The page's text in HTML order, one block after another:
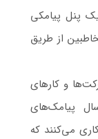
پنل پیامکی
از طریق
و کارهای
پیامک‌های
می‌کنند که